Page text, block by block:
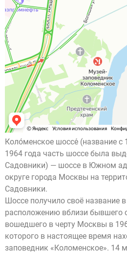
Коло́менское шоссе́ (название с
1964 года часть шоссе была
Садовники) — шоссе в Южном
округе города Москвы на
Садовники.
Шоссе получило своё название
расположению вблизи бывшего
вошедшего в черту Москвы в
которого в настоящее время
заповедник «Коломенское». 14